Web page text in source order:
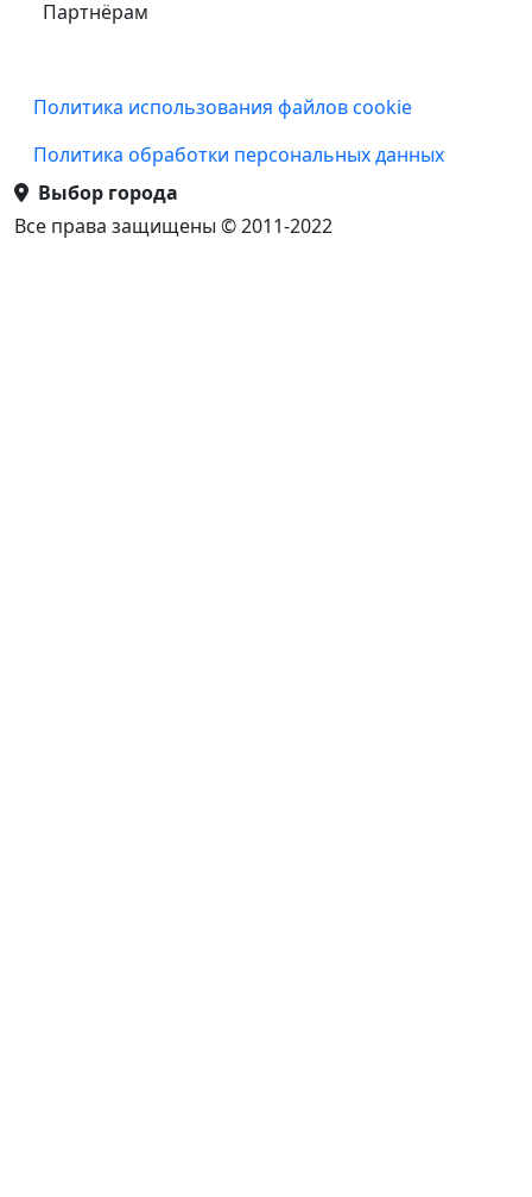
Партнёрам
Подвал
Политика использования файлов cookie
Политика обработки персональных данных
Выбор города
Все права защищены © 2011-2022